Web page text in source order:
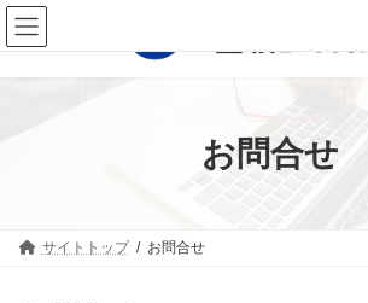
コ
ン
ナ
ビ
お問合せ
サイトトップ お問合せ